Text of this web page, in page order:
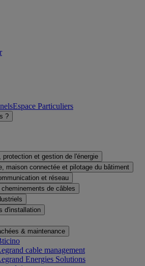
Espace Particuliers
?
protection et gestion de l'énergie
maison connectée et pilotage du bâtiment
et réseau
de câbles
d'installation
& maintenance
cable management
Energies Solutions